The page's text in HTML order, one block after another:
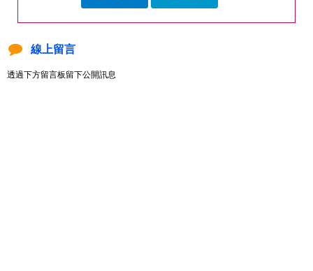
線上留言
透過下方留言板留下公開訊息